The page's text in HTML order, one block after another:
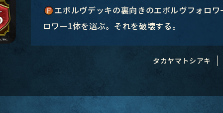
エボルヴデッキの裏向きのエボルヴフォロ
ロワー1体を選ぶ。それを破壊する。
タカヤマトシアキ